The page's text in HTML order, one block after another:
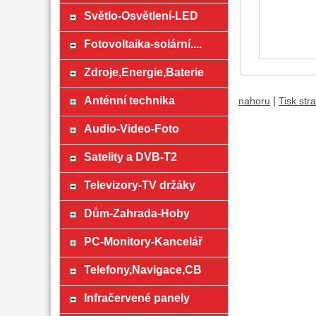
nahoru Tisk
Světlo-Osvětlení-LED
Fotovoltaika-solární....
Zdroje,Energie,Baterie
Anténní technika
Audio-Video-Foto
Satelity a DVB-T2
Televizory-TV držáky
Dům-Zahrada-Hoby
PC-Monitory-Kancelář
Telefony,Navigace,CB
Infračervené panely